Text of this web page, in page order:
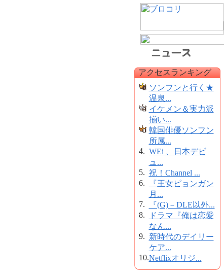
アクセスランキング
ソンフンと行く★
温泉...
イケメン＆実力派
揃い...
韓国俳優ソンフン
所属...
4. WEi 、日本デビ
ュ...
5. 祝！Channel ...
6.
『王女ピョンガン
月...
7.
『(G)－DLE以外...
8.
ドラマ『俺は恋愛
なん...
9. 新時代のデイリー
ケア...
10.Netflixオリジ...